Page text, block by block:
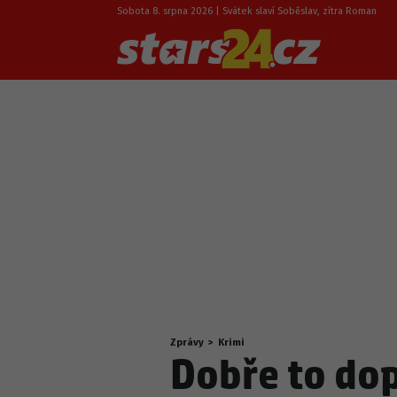
Sobota 8. srpna 2026 | Svátek slaví Soběslav, zítra Roman
Nacházíte
se
zde:
Zprávy > Krimi
Dobře to